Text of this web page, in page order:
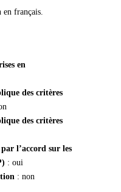
en français.
en
des critères
des critères
l’accord sur les
: oui
: non